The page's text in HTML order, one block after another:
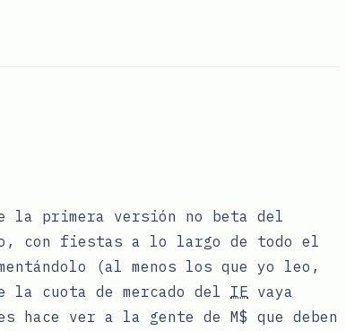
primera versión no beta del
con fiestas a lo largo de todo el
(al menos los que yo leo,
la cuota de mercado del IE vaya
hace ver a la gente de M$ que deben